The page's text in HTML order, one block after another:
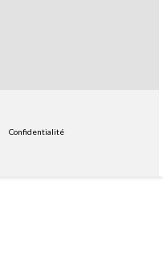
Confidentialité